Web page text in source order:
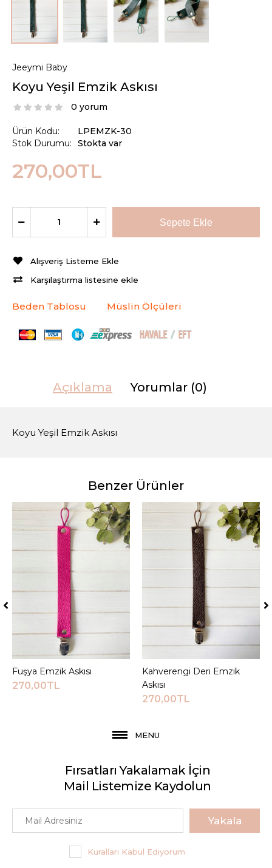
Jeeymi Baby
Koyu Yeşil Emzik Askısı
0 yorum
Ürün Kodu:
Stok Durumu:
LPEMZK-30
Stokta var
270,00TL
Alışveriş Listeme Ekle
Karşılaştırma listesine ekle
Beden Tablosu Müslin Ölçüleri
Açıklama Yorumlar (0)
Koyu Yeşil Emzik Askısı
Benzer Ürünler
Sepete Ekle
Fuşya Emzik Askısı
270,00TL
Sepete Ekle
Kahverengi Deri Emzik
Askısı
270,00TL
MENU
Fırsatları Yakalamak İçin
Mail Listemize Kaydolun
Yakala
Kuralları Kabul Ediyorum